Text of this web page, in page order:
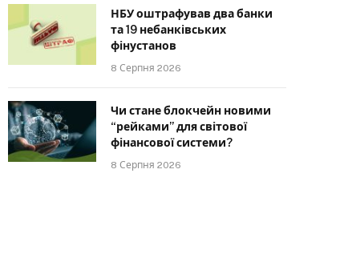
НБУ оштрафував два банки
та 19 небанківських
фінустанов
8 Серпня 2026
Чи стане блокчейн новими
“рейками” для світової
фінансової системи?
8 Серпня 2026